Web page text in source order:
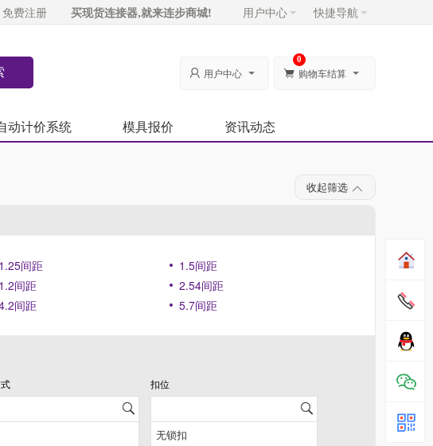
免费注册 买现货连接器,就来连步商城! 用户中心 快捷导航
 用户中心  购物车结算
0
动计价系统 模具报价 资讯动态
收起筛选
1.25间距
1.5间距
1.2间距
2.54间距
间距 5.7间距
扣位